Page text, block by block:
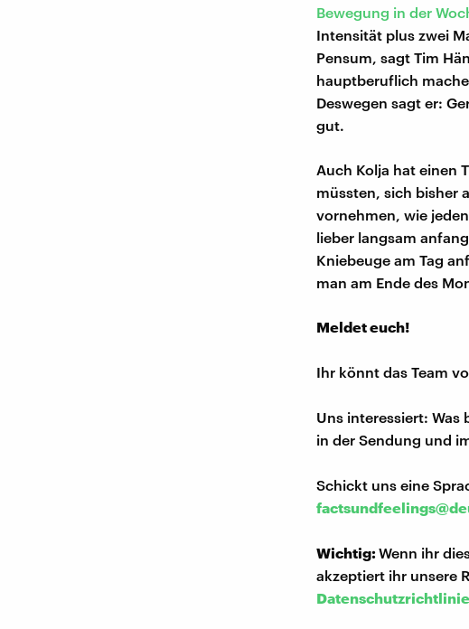
Bewegung in der
Intensität plus zwei
Pensum, sagt Tim
hauptberuflich
Deswegen sagt er:
gut.
Auch Kolja hat einen
müssten, sich bisher
vornehmen, wie
lieber langsam
Kniebeuge am Tag
man am Ende des
Meldet euch!
Ihr könnt das Team
Uns interessiert:
in der Sendung und
Schickt uns eine
Wichtig:Wenn ihr
akzeptiert ihr unsere